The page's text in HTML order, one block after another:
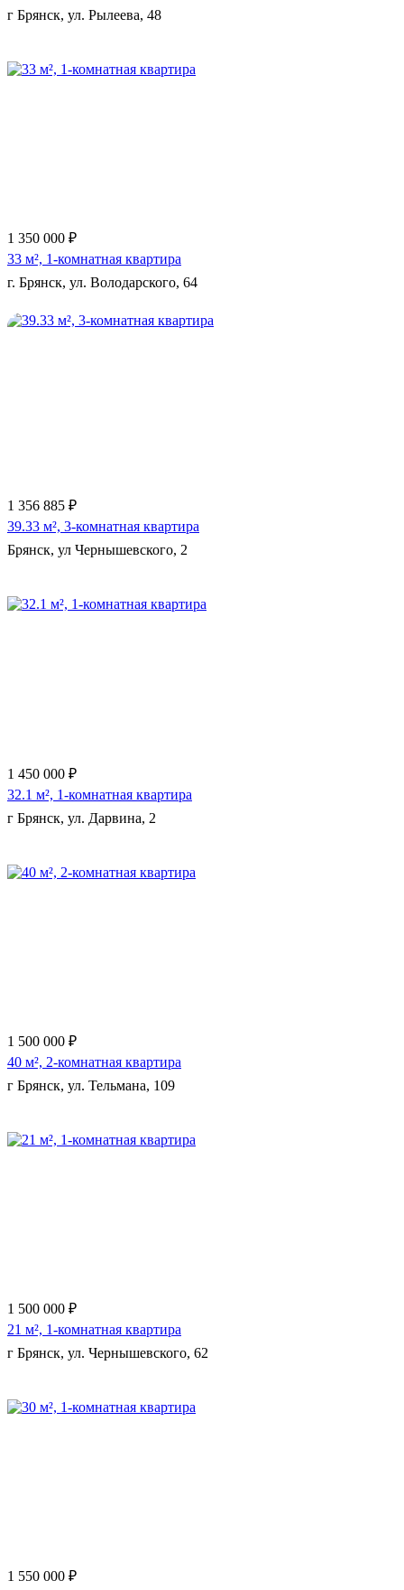
г Брянск, ул. Рылеева, 48
1 350 000 ₽
33 м², 1-комнатная квартира
г. Брянск, ул. Володарского, 64
1 356 885 ₽
39.33 м², 3-комнатная квартира
Брянск, ул Чернышевского, 2
1 450 000 ₽
32.1 м², 1-комнатная квартира
г Брянск, ул. Дарвина, 2
1 500 000 ₽
40 м², 2-комнатная квартира
г Брянск, ул. Тельмана, 109
1 500 000 ₽
21 м², 1-комнатная квартира
г Брянск, ул. Чернышевского, 62
1 550 000 ₽